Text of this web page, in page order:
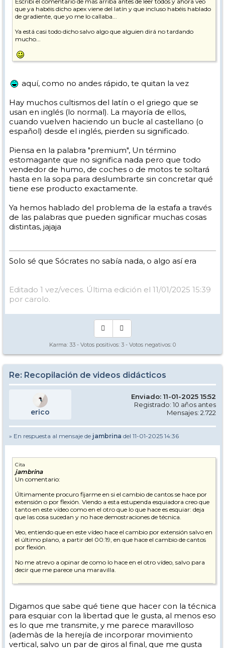
que ya habéis dicho apex viene del latín y que incluso habéis hablado
de gradiente, que yo me lo callaba...
Ya está casi todo dicho salvo algo que alguien dirá no tardando
mucho...
aquí, como no andes rápido, te quitan la vez
Hay muchos cultismos del latín o el griego que se
usan en inglés (lo normal). La mayoría de ellos,
cuando vuelven haciendo un bucle al castellano (o
español) desde el inglés, pierden su significado.
Piensa en la palabra "premium", Un término
estomagante que no significa nada pero que todo
vendedor de humo, de coches o de motos te soltará
hasta en la sopa para deslumbrarte sin concretar qué
tiene ese producto exactamente.
Ya hemos hablado del problema de la estafa a través
de las palabras que pueden significar muchas cosas
distintas, jajaja
Solo sé que Sócrates no sabía nada, o algo así era
Editado 1 vez/veces. Última edición el 11/01/2025 15:39
por carolo.
Karma: 33 - Votos positivos: 3 - Votos negativos: 0
Re: Recopilación de videos didácticos
erico
Enviado: 11-01-2025 15:52
Registrado: 10 años antes
Mensajes: 2.722
» En respuesta al mensaje de jambrina del 11-01-2025 14:36
Cita
jambrina
Un comentario:
Últimamente procuro fijarme en si el cambio de cantos se hace por
extensión o por flexión. Viendo a esta estupenda esquiadora creo que
tanto en este vídeo como en el otro que lo que hace es esquiar: deja
que las cosa sucedan y no hace demostraciones de técnica.
Veo, entiendo que en este vídeo hace el cambio por extensión salvo en
el último plano, a partir del 00:19, en que hace el cambio de cantos
por flexión.
No me atrevo a opinar de como lo hace en el otro vídeo, salvo para
decir que me parece una maravilla.
Digamos que sabe qué tiene que hacer con la técnica
para esquiar con la libertad que le gusta, al menos eso
es lo que me transmite, y me parece maravilloso
(ademàs de la herejía de incorporar movimiento
vertical, salvo un par de giros al final, que me gusta